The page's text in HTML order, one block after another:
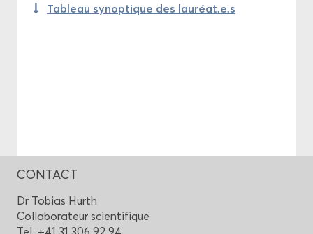
Ta­bleau sy­nop­tique des lau­réat.e.s
CONTACT
Dr To­bias Hurth
Col­la­bo­ra­teur scien­ti­fique